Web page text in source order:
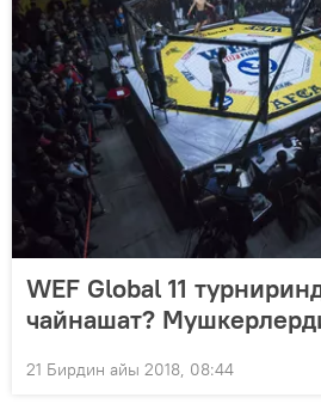
WEF Global 11
чайнашат?
21 Бирдин айы 2018, 08:44